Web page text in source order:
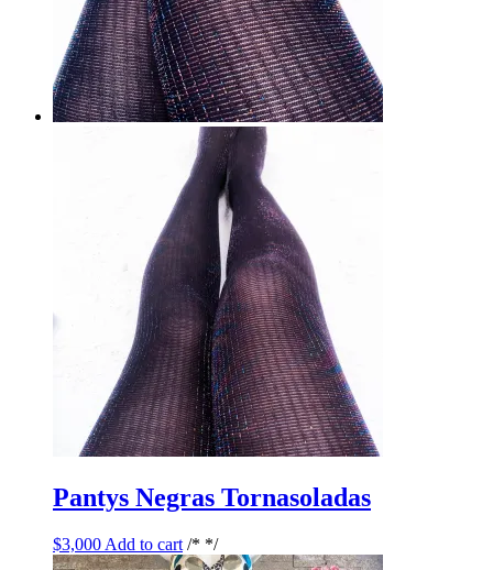
Pantys Negras Tornasoladas
$3,000 Add to cart /* */